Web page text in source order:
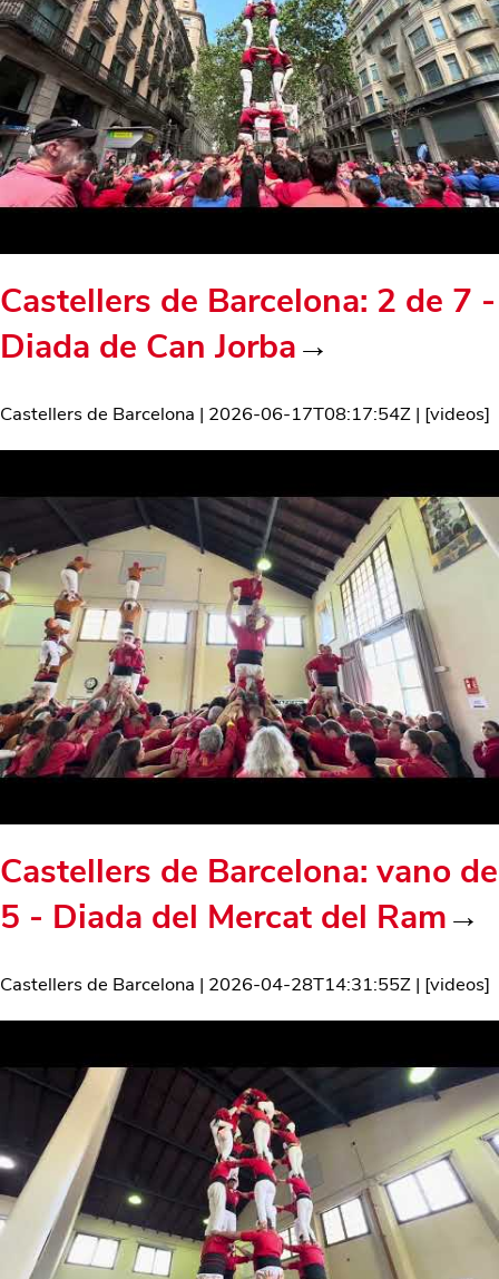
Castellers de Barcelona: 2 de 7 -
Diada de Can Jorba→
Castellers de Barcelona | 2026-06-17T08:17:54Z | [videos]
Castellers de Barcelona: vano de
5 - Diada del Mercat del Ram→
Castellers de Barcelona | 2026-04-28T14:31:55Z | [videos]